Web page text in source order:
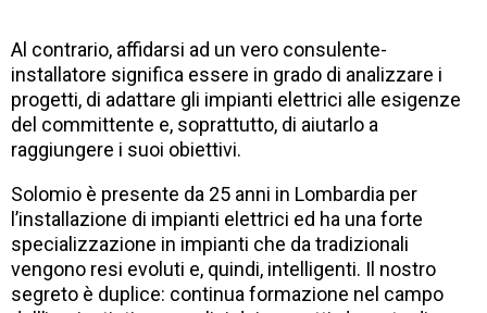
Al contrario, affidarsi ad un vero consulente-
installatore significa essere in grado di analizzare i
progetti, di adattare gli impianti elettrici alle esigenze
del committente e, soprattutto, di aiutarlo a
raggiungere i suoi obiettivi.
Solomio è presente da 25 anni in Lombardia per
l’installazione di impianti elettrici ed ha una forte
specializzazione in impianti che da tradizionali
vengono resi evoluti e, quindi, intelligenti. Il nostro
segreto è duplice: continua formazione nel campo